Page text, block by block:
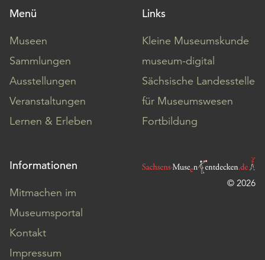
Menü
Museen
Sammlungen
Ausstellungen
Veranstaltungen
Lernen & Erleben
Links
Kleine Museumskunde
museum-digital
Sächsische Landesstelle
für Museumswesen
Fortbildung
Informationen
Mitmachen im
Museumsportal
Kontakt
Impressum
© 2026